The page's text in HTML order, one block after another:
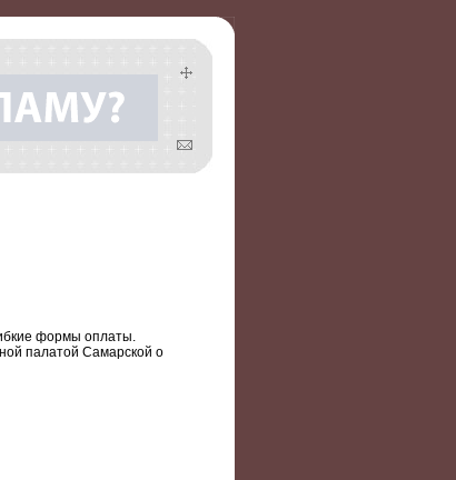
формы оплаты.
палатой Самарской о